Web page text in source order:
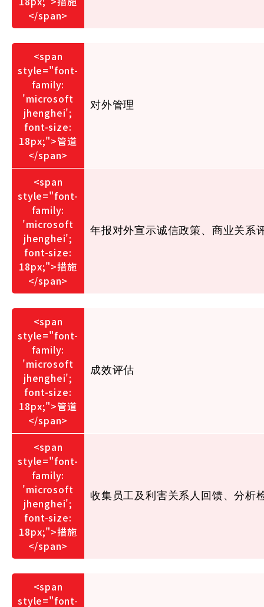
对外管理
年报对外宣示诚信政策、商业关系
成效评估
收集员工及利害关系人回馈、分析